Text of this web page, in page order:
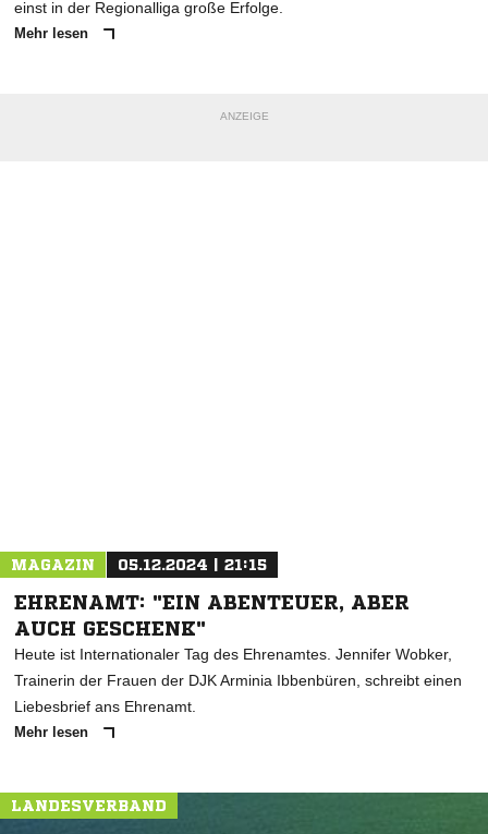
einst in der Regionalliga große Erfolge.
Mehr lesen
ANZEIGE
MAGAZIN 05.12.2024 | 21:15
EHRENAMT: "EIN ABENTEUER, ABER
AUCH GESCHENK"
Heute ist Internationaler Tag des Ehrenamtes. Jennifer Wobker,
Trainerin der Frauen der DJK Arminia Ibbenbüren, schreibt einen
Liebesbrief ans Ehrenamt.
Mehr lesen
LANDESVERBAND